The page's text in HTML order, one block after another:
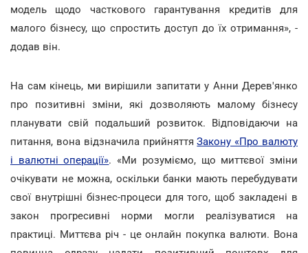
модель щодо часткового гарантування кредитів для
малого бізнесу, що спростить доступ до їх отримання», -
додав він.
На сам кінець, ми вирішили запитати у Анни Дерев'янко
про позитивні зміни, які дозволяють малому бізнесу
планувати свій подальший розвиток. Відповідаючи на
питання, вона відзначила прийняттяЗакону «Про валюту
і валютні операції». «Ми розуміємо, що миттєвої зміни
очікувати не можна, оскільки банки мають перебудувати
свої внутрішні бізнес-процеси для того, щоб закладені в
закон прогресивні норми могли реалізуватися на
практиці. Миттєва річ - це онлайн покупка валюти. Вона